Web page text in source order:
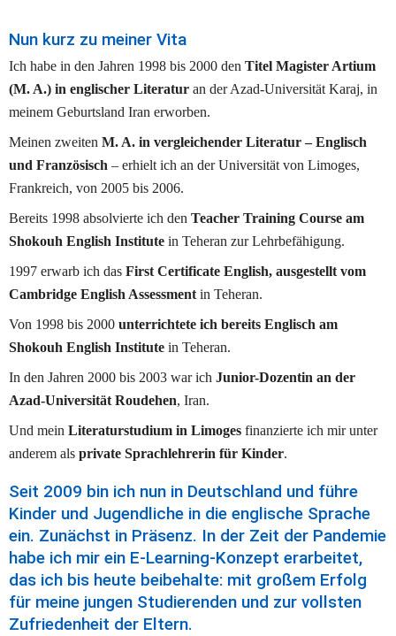
Nun kurz zu meiner Vita
Ich habe in den Jahren 1998 bis 2000 den Titel Magister Artium
(M. A.) in englischer Literatur an der Azad-Universität Karaj, in
meinem Geburtsland Iran erworben.
Meinen zweiten M. A. in vergleichender Literatur – Englisch
und Französisch – erhielt ich an der Universität von Limoges,
Frankreich, von 2005 bis 2006.
Bereits 1998 absolvierte ich den Teacher Training Course am
Shokouh English Institute in Teheran zur Lehrbefähigung.
1997 erwarb ich das First Certificate English, ausgestellt vom
Cambridge English Assessment in Teheran.
Von 1998 bis 2000 unterrichtete ich bereits Englisch am
Shokouh English Institute in Teheran.
In den Jahren 2000 bis 2003 war ich Junior-Dozentin an der
Azad-Universität Roudehen, Iran.
Und mein Literaturstudium in Limoges finanzierte ich mir unter
anderem als private Sprachlehrerin für Kinder.
Seit 2009 bin ich nun in Deutschland und führe
Kinder und Jugendliche in die englische Sprache
ein. Zunächst in Präsenz. In der Zeit der Pandemie
habe ich mir ein E-Learning-Konzept erarbeitet,
das ich bis heute beibehalte: mit großem Erfolg
für meine jungen Studierenden und zur vollsten
Zufriedenheit der Eltern.